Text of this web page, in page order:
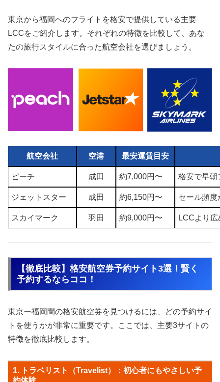
東京から福岡へのフライトを格安で提供している主要
LCCをご紹介します。それぞれの特徴を比較して、あな
たの旅行スタイルに合った航空会社を選びましょう。
航空会社 空港 最安運賃目安
ピーチ 成田 約7,000円〜 格安で早朝
ジェットスター 成田 約6,150円〜 セール頻
スカイマーク 羽田 約9,000円〜 LCCより
【徹底比較】格安航空券予約サイト3選！賢く
予約するならココ！
東京ー福岡間の格安航空券を見つけるには、どの予約サイ
トを使うかが非常に重要です。ここでは、主要3サイトの
特徴を徹底比較します。
1. トラベリスト（Travelist）：初心者にもやさしい予